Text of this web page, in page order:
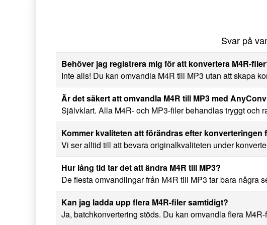
Svar på
Behöver jag registrera mig för att konvertera M4R-
Inte alls! Du kan omvandla M4R till MP3 utan att skapa
Är det säkert att omvandla M4R till MP3 med
Självklart. Alla M4R- och MP3-filer behandlas tryggt och
Kommer kvaliteten att förändras efter konverteringen
Vi ser alltid till att bevara originalkvaliteten under
Hur lång tid tar det att ändra M4R till MP3?
De flesta omvandlingar från M4R till MP3 tar bara några
Kan jag ladda upp flera M4R-filer samtidigt?
Ja, batchkonvertering stöds. Du kan omvandla flera